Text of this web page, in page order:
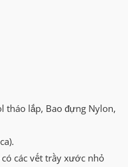
tháo lắp, Bao đựng Nylon,
các vết trầy xước nhỏ